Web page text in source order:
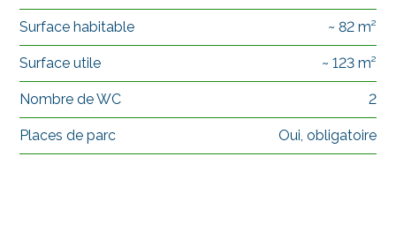
Surface habitable ~ 82 m²
Surface utile ~ 123 m²
Nombre de WC 2
Places de parc Oui, obligatoire